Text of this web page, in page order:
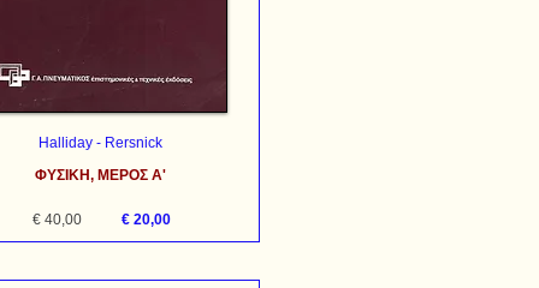
Halliday - Rersnick
ΦΥΣΙΚΗ, ΜΕΡΟΣ Α'
€ 40,00 € 20,00